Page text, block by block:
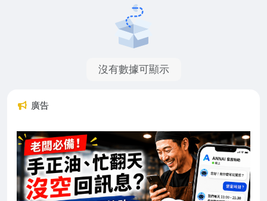
沒有數據可顯示
廣告